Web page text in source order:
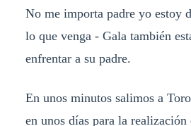
No me importa padre yo estoy
lo que venga - Gala también
enfrentar a su padre.
En unos minutos salimos a
en unos días para la